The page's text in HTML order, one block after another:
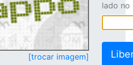
[trocar imagem]
lado no